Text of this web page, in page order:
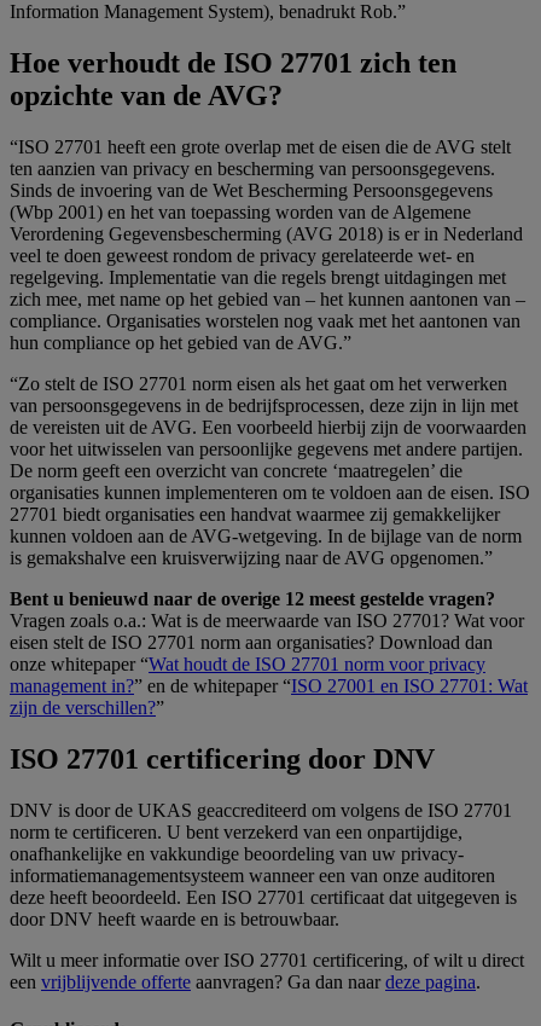
Information Management System), benadrukt Rob.”
Hoe verhoudt de ISO 27701 zich ten
opzichte van de AVG?
“ISO 27701 heeft een grote overlap met de eisen die de AVG stelt
ten aanzien van privacy en bescherming van persoonsgegevens.
Sinds de invoering van de Wet Bescherming Persoonsgegevens
(Wbp 2001) en het van toepassing worden van de Algemene
Verordening Gegevensbescherming (AVG 2018) is er in Nederland
veel te doen geweest rondom de privacy gerelateerde wet- en
regelgeving. Implementatie van die regels brengt uitdagingen met
zich mee, met name op het gebied van – het kunnen aantonen van –
compliance. Organisaties worstelen nog vaak met het aantonen van
hun compliance op het gebied van de AVG.”
“Zo stelt de ISO 27701 norm eisen als het gaat om het verwerken
van persoonsgegevens in de bedrijfsprocessen, deze zijn in lijn met
de vereisten uit de AVG. Een voorbeeld hierbij zijn de voorwaarden
voor het uitwisselen van persoonlijke gegevens met andere partijen.
De norm geeft een overzicht van concrete ‘maatregelen’ die
organisaties kunnen implementeren om te voldoen aan de eisen. ISO
27701 biedt organisaties een handvat waarmee zij gemakkelijker
kunnen voldoen aan de AVG-wetgeving. In de bijlage van de norm
is gemakshalve een kruisverwijzing naar de AVG opgenomen.”
Bent u benieuwd naar de overige 12 meest gestelde vragen?
Vragen zoals o.a.: Wat is de meerwaarde van ISO 27701? Wat voor
eisen stelt de ISO 27701 norm aan organisaties? Download dan
onze whitepaper “Wat houdt de ISO 27701 norm voor privacy
management in?” en de whitepaper “ISO 27001 en ISO 27701: Wat
zijn de verschillen?”
ISO 27701 certificering door DNV
DNV is door de UKAS geaccrediteerd om volgens de ISO 27701
norm te certificeren. U bent verzekerd van een onpartijdige,
onafhankelijke en vakkundige beoordeling van uw privacy-
informatiemanagementsysteem wanneer een van onze auditoren
deze heeft beoordeeld. Een ISO 27701 certificaat dat uitgegeven is
door DNV heeft waarde en is betrouwbaar.
Wilt u meer informatie over ISO 27701 certificering, of wilt u direct
een vrijblijvende offerte aanvragen? Ga dan naardeze pagina.